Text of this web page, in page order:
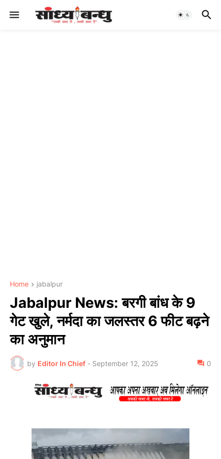
Home jabalpur
Jabalpur News: बरगी बांध के 9
गेट खुले, नर्मदा का जलस्तर 6 फीट बढ़ने
का अनुमान
by Editor In Chief - September 12, 2025 0